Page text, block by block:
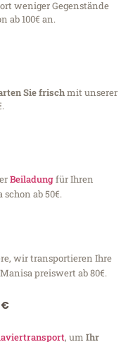
weniger Gegenstände
ab 100€ an.
Sie frischmit unserer
Beiladungfür Ihren
ab 50€.
wir transportieren Ihre
preiswert ab 80€.
, um Ihr